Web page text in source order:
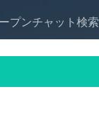
プンチャット検索